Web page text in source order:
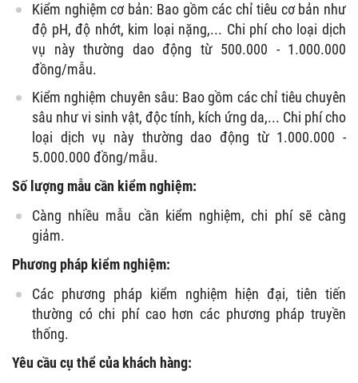
Kiểm nghiệm cơ bản: Bao gồm các chỉ tiêu cơ bản như
độ pH, độ nhớt, kim loại nặng,... Chi phí cho loại dịch
vụ này thường dao động từ 500.000 - 1.000.000
đồng/mẫu.
Kiểm nghiệm chuyên sâu: Bao gồm các chỉ tiêu chuyên
sâu như vi sinh vật, độc tính, kích ứng da,... Chi phí cho
loại dịch vụ này thường dao động từ 1.000.000 -
5.000.000 đồng/mẫu.
Số lượng mẫu cần kiểm nghiệm:
Càng nhiều mẫu cần kiểm nghiệm, chi phí sẽ càng
giảm.
Phương pháp kiểm nghiệm:
Các phương pháp kiểm nghiệm hiện đại, tiên tiến
thường có chi phí cao hơn các phương pháp truyền
thống.
Yêu cầu cụ thể của khách hàng: